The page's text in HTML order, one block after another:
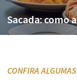
Sacada: como
CONFIRA